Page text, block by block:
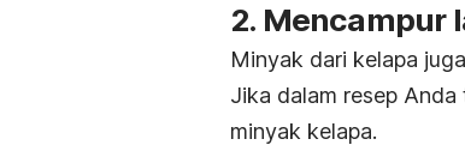
2. Mencampur
Minyak dari kelapa
Jika dalam resep
minyak kelapa.